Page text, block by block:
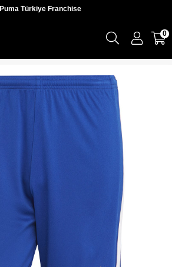
Puma Türkiye Franchise
0